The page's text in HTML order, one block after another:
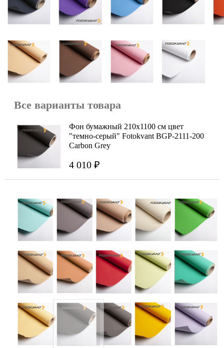
Все варианты товара
Фон бумажный 210х1100 см цвет
"темно-серый" Fotokvant BGP-2111-200
Carbon Grey
4 010 ₽